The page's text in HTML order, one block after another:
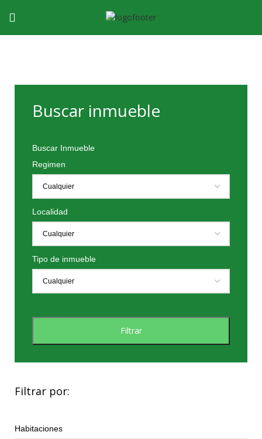
Buscar inmueble
Buscar Inmueble
Regimen
Localidad
Tipo de inmueble
Filtrar
Filtrar por:
Habitaciones